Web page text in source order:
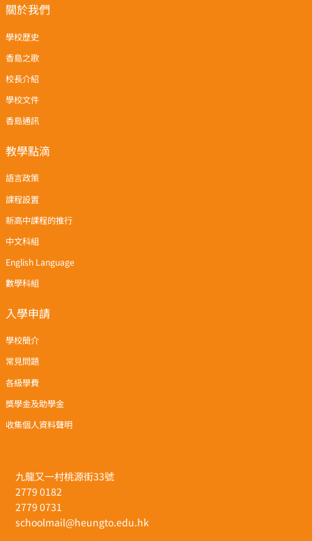
九龍又一村桃源街33號
2779 0182
2779 0731
schoolmail@heungto.edu.hk
關於我們
學校歷史
香島之歌
校長介紹
學校文件
香島通訊
教學點滴
語言政策
課程設置
新高中課程的推行
中文科組
English Language
數學科組
入學申請
學校簡介
常見問題
各級學費
獎學金及助學金
收集個人資料聲明